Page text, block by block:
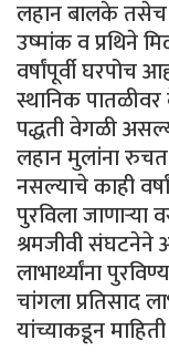
लहान बालके तसेच
उष्मांक व प्रथिने
वर्षांपूर्वी घरपोच
स्थानिक
पद्धती वेगळी
लहान मुलांना
नसल्याचे काही
पुरविला जाणाऱ्या
श्रमजीवी संघटनेने
लाभार्थ्यांना
चांगला प्रतिसाद
यांच्याकडून